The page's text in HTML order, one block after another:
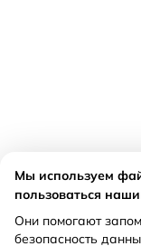
Мы используем
пользоваться
Они помогают
безопасность